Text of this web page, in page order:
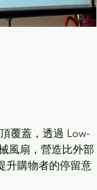
覆蓋，透過 Low-
風扇，營造比外部
升購物者的停留意